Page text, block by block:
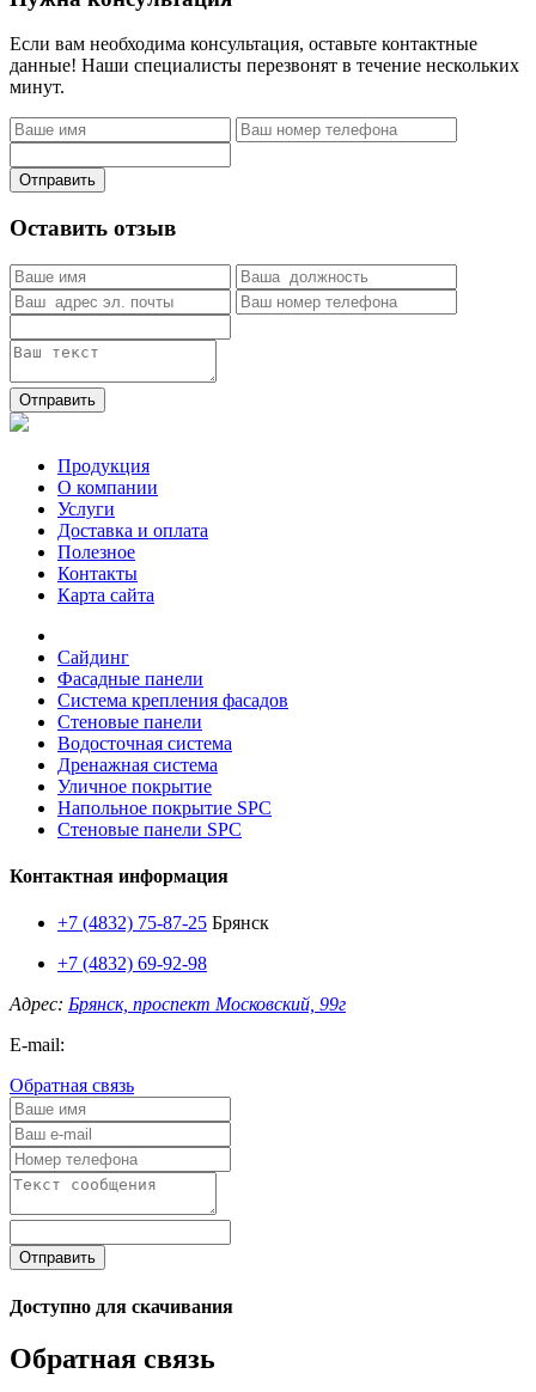
Если вам необходима консультация, оставьте контактные
данные! Наши специалисты перезвонят в течение нескольких
минут.
Отправить
Оставить отзыв
Отправить
Продукция
О компании
Услуги
Доставка и оплата
Полезное
Контакты
Карта сайта
Сайдинг
Фасадные панели
Система крепления фасадов
Стеновые панели
Водосточная система
Дренажная система
Уличное покрытие
Напольное покрытие SPC
Стеновые панели SPC
Контактная информация
+7 (4832) 75-87-25 Брянск
+7 (4832) 69-92-98
Адрес: Брянск, проспект Московский, 99г
E-mail:
Обратная связь
Отправить
Доступно для скачивания
Обратная связь